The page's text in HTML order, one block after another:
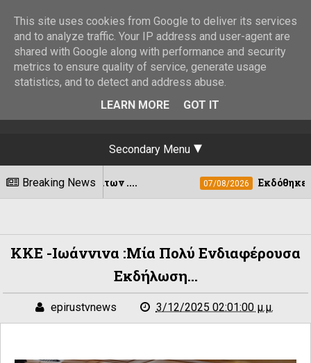
Secondary Menu
Breaking News
.... 07/08/2026 Εκδόθηκε η ΚΥΑ για τη
ΚΚΕ -Ιωάννινα :Μία Πολύ Ενδιαφέρουσα
Εκδήλωση...
epirustvnews 3/12/2025 02:01:00 μ.μ.
This site uses cookies from Google to deliver its services
and to analyze traffic. Your IP address and user-agent are
shared with Google along with performance and security
metrics to ensure quality of service, generate usage
statistics, and to detect and address abuse.
LEARN MORE
GOT IT